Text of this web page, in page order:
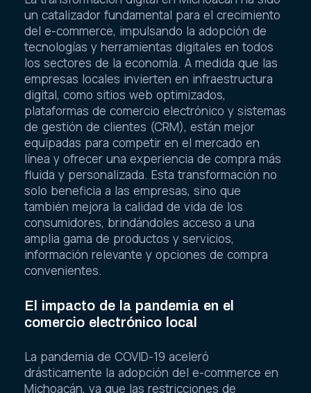
La transformación digital en Michoacán ha sido
un catalizador fundamental para el crecimiento
del e-commerce, impulsando la adopción de
tecnologías y herramientas digitales en todos
los sectores de la economía. A medida que las
empresas locales invierten en infraestructura
digital, como sitios web optimizados,
plataformas de comercio electrónico y sistemas
de gestión de clientes (CRM), están mejor
equipadas para competir en el mercado en
línea y ofrecer una experiencia de compra más
fluida y personalizada. Esta transformación no
solo beneficia a las empresas, sino que
también mejora la calidad de vida de los
consumidores, brindándoles acceso a una
amplia gama de productos y servicios,
información relevante y opciones de compra
El impacto de la pandemia en el
comercio electrónico local
La pandemia de COVID-19 aceleró
drásticamente la adopción del e-commerce en